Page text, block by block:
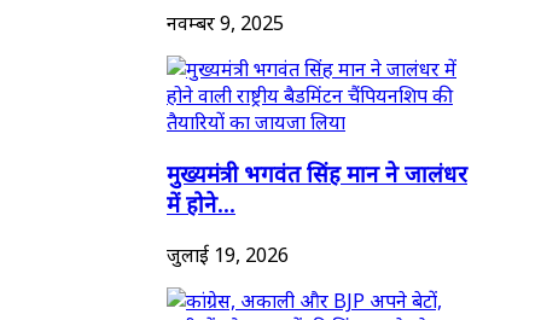
नवम्बर 9, 2025
मुख्यमंत्री भगवंत सिंह मान ने जालंधर
में होने...
जुलाई 19, 2026